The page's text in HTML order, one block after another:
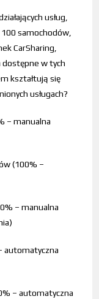
usług,
samochodów,
CarSharing,
dostępne w tych
kształtują się
usługach?
– manualna
(100% –
– manualna
automatyczna
– automatyczna